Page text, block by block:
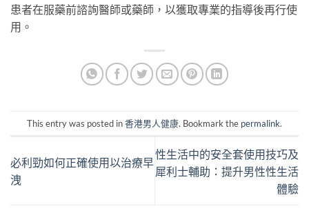
患者在服藥前諮詢醫師或藥師，以獲取專業的指導後再行使
用。
This entry was posted in香港男人健康. Bookmark the permalink.
必利勁如何正確使用以治療早
洩
性生活中的安全套使用技巧及
犀利士輔助：提升男性性生活
體驗